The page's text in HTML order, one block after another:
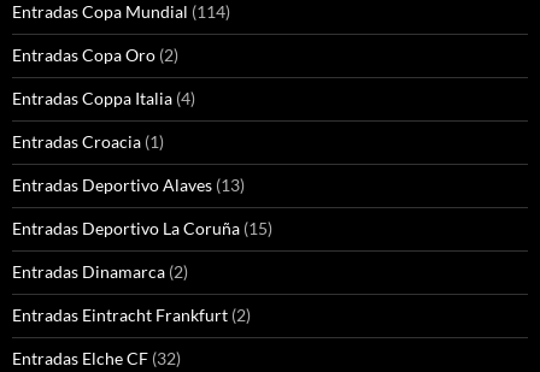
Entradas Copa Mundial (114)
Entradas Copa Oro (2)
Entradas Coppa Italia (4)
Entradas Croacia (1)
Entradas Deportivo Alaves (13)
Entradas Deportivo La Coruña (15)
Entradas Dinamarca (2)
Entradas Eintracht Frankfurt (2)
Entradas Elche CF (32)